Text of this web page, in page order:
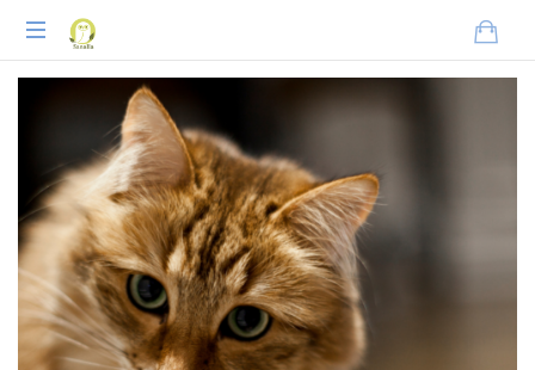
Praxisnahes
Coaching
für
Tierheilpraktiker